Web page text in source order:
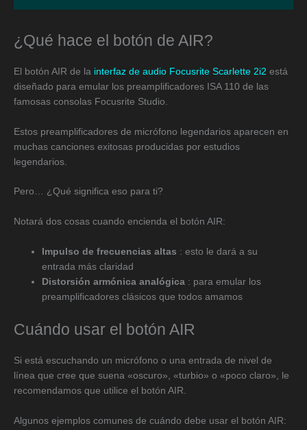
¿Qué hace el botón de AIR?
El botón AIR de la interfaz de audio Focusrite Scarlette 2i2 está
diseñado para emular los preamplificadores ISA 110 de las
famosas consolas Focusrite Studio.
Estos preamplificadores de micrófono legendarios aparecen en
muchas canciones exitosas producidas por estudios
legendarios.
Pero… ¿Qué significa eso para ti?
Notará dos cosas cuando encienda el botón AIR:
Impulso de frecuencias altas : esto le dará a su
entrada más claridad
Distorsión armónica analógica : para emular los
preamplificadores clásicos que todos amamos
Cuándo usar el botón AIR
Si está escuchando un micrófono o una entrada de nivel de
línea que cree que suena «oscuro», «turbio» o «poco claro», le
recomendamos que utilice el botón AIR.
Algunos ejemplos comunes de cuándo debe usar el botón AIR: